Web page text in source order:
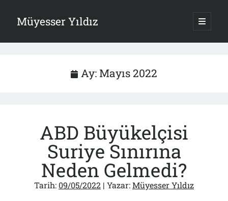
Müyesser Yıldız ana
Yan
Gazi’den Milletvekillerine Kurşun Gibi Sözler!..
07/08/2026
Türkiye 2.0’a Gidiş!..
05/08/2026
15 Temmuz Soruları… Nasuh Mahruki’nin “Suçu”!..
03/08/2026
Ay: Mayıs 2022
ABD Büyükelçisi
Suriye Sınırına
Neden Gelmedi?
Tarih: 09/05/2022 | Yazar:Müyesser Yıldız